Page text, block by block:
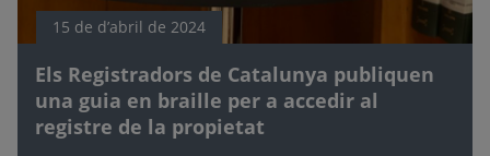
15 de d’abril de 2024
Els Registradors de Catalunya publiquen
una guia en braille per a accedir al
registre de la propietat